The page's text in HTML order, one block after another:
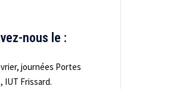
nous le :
journées Portes
IUT Frissard.